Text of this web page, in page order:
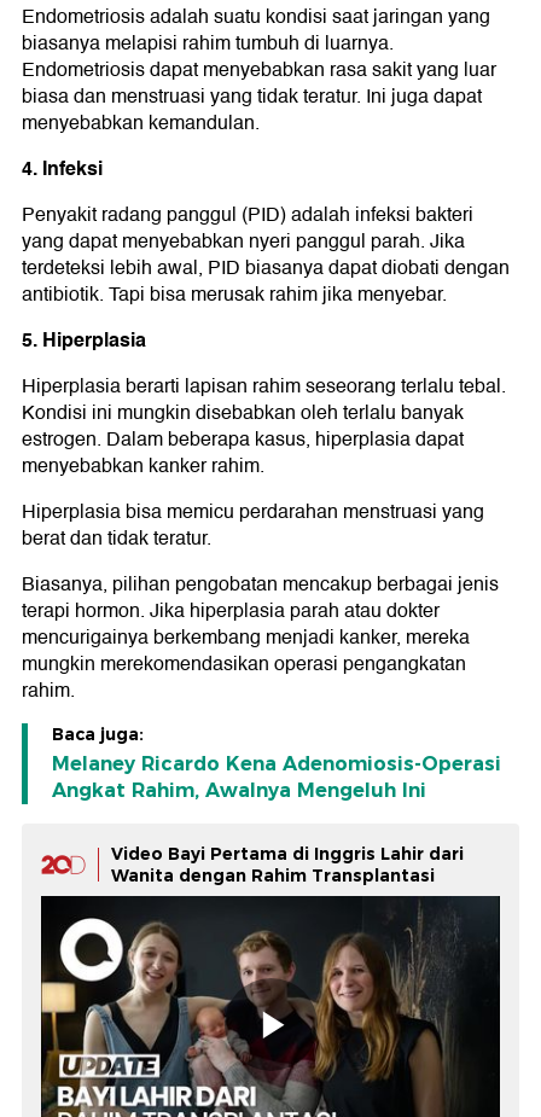
Endometriosis adalah suatu kondisi saat jaringan yang
biasanya melapisi rahim tumbuh di luarnya.
Endometriosis dapat menyebabkan rasa sakit yang luar
biasa dan menstruasi yang tidak teratur. Ini juga dapat
menyebabkan kemandulan.
4. Infeksi
Penyakit radang panggul (PID) adalah infeksi bakteri
yang dapat menyebabkan nyeri panggul parah. Jika
terdeteksi lebih awal, PID biasanya dapat diobati dengan
antibiotik. Tapi bisa merusak rahim jika menyebar.
5. Hiperplasia
Hiperplasia berarti lapisan rahim seseorang terlalu tebal.
Kondisi ini mungkin disebabkan oleh terlalu banyak
estrogen. Dalam beberapa kasus, hiperplasia dapat
menyebabkan kanker rahim.
Hiperplasia bisa memicu perdarahan menstruasi yang
berat dan tidak teratur.
Biasanya, pilihan pengobatan mencakup berbagai jenis
terapi hormon. Jika hiperplasia parah atau dokter
mencurigainya berkembang menjadi kanker, mereka
mungkin merekomendasikan operasi pengangkatan
rahim.
Baca juga:
Melaney Ricardo Kena Adenomiosis-Operasi
Angkat Rahim, Awalnya Mengeluh Ini
Video Bayi Pertama di Inggris Lahir dari
Wanita dengan Rahim Transplantasi